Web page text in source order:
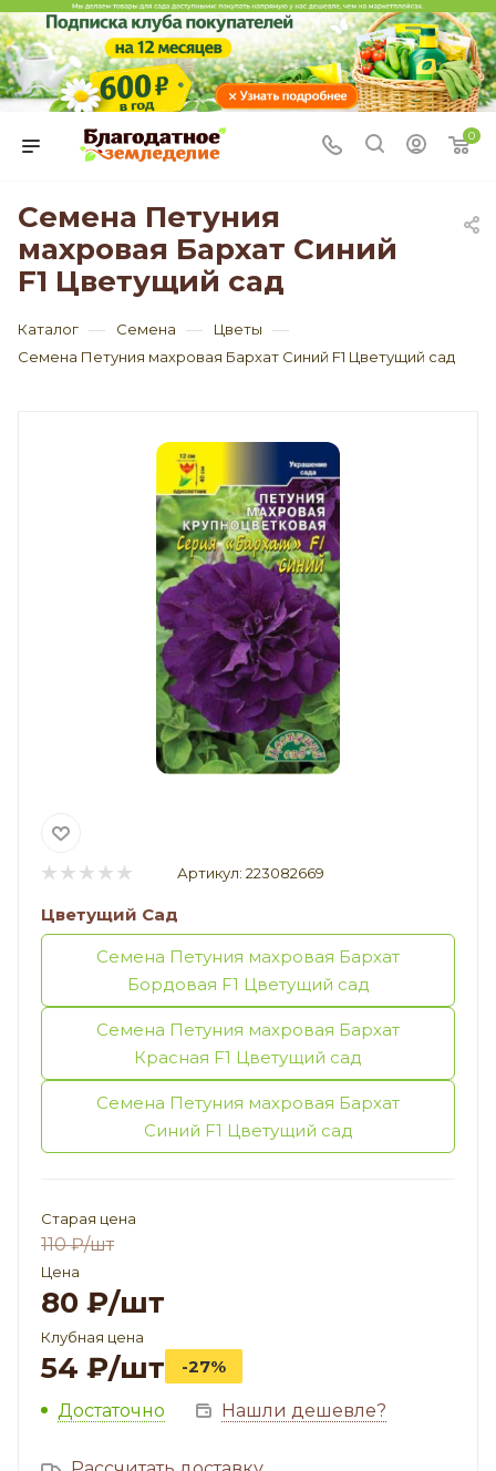
0
Семена Петуния
махровая Бархат Синий
F1 Цветущий сад
Каталог — Семена — Цветы —
Семена Петуния махровая Бархат Синий F1 Цветущий сад
Артикул: 223082669
Цветущий Сад
Семена Петуния махровая Бархат
Бордовая F1 Цветущий сад
Семена Петуния махровая Бархат
Красная F1 Цветущий сад
Семена Петуния махровая Бархат
Синий F1 Цветущий сад
Старая цена
110₽/шт
Цена
80 ₽/шт
Клубная цена
54 ₽/шт -27%
Достаточно Нашли дешевле?